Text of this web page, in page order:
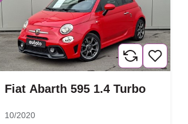
Fiat Abarth 595 1.4 Turbo
10/2020